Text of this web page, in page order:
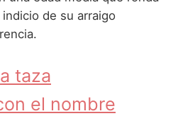
que empiezan por K
que empiezan por L
que empiezan por M
que empiezan por N
que empiezan por O
de Niña Judios
Niña Portugueses
Niña Rumanos
Niña Catalanes
Niña Gallegos
Niña Madrileños
de su arraigo
taza
el nombre